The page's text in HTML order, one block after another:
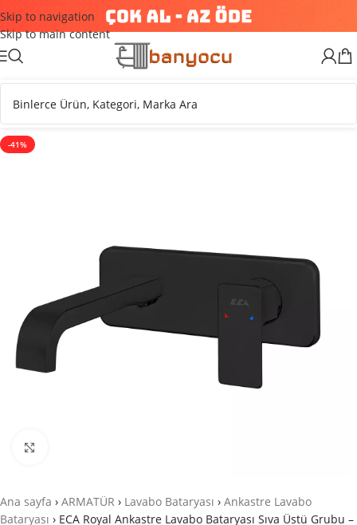
Skip to navigation
Skip to main content
-41%
Ana sayfa › ARMATÜR › Lavabo Bataryası › Ankastre Lavabo
Bataryası › ECA Royal Ankastre Lavabo Bataryası Sıva Üstü Grubu –